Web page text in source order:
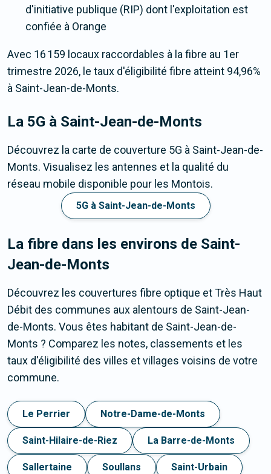
d'initiative publique (RIP) dont l'exploitation est
confiée à Orange
Avec 16 159 locaux raccordables à la fibre au 1er
trimestre 2026, le taux d'éligibilité fibre atteint 94,96%
à Saint-Jean-de-Monts.
La 5G à Saint-Jean-de-Monts
Découvrez la carte de couverture 5G à Saint-Jean-de-
Monts. Visualisez les antennes et la qualité du
réseau mobile disponible pour les Montois.
5G à Saint-Jean-de-Monts
La fibre dans les environs de Saint-
Jean-de-Monts
Découvrez les couvertures fibre optique et Très Haut
Débit des communes aux alentours de Saint-Jean-
de-Monts. Vous êtes habitant de Saint-Jean-de-
Monts ? Comparez les notes, classements et les
taux d'éligibilité des villes et villages voisins de votre
commune.
Le Perrier Notre-Dame-de-Monts
Saint-Hilaire-de-Riez La Barre-de-Monts
Sallertaine Soullans Saint-Urbain